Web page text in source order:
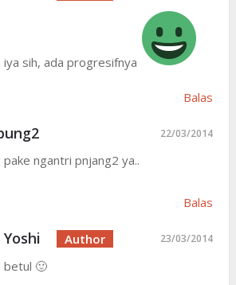
iya sih, ada progresifnya
Balas
22/03/2014
pake ngantri pnjang2 ya..
Balas
Yoshi 23/03/2014
betul 🙂